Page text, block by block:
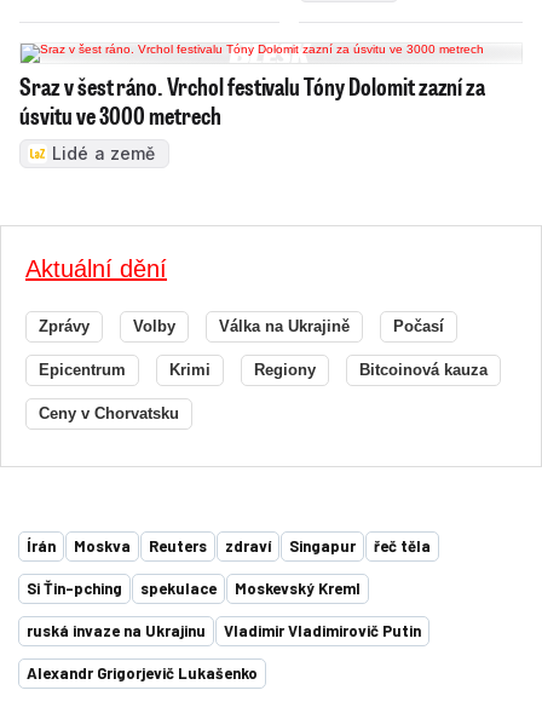
Sraz v šest ráno. Vrchol festivalu Tóny Dolomit zazní za
úsvitu ve 3000 metrech
Lidé a země
Aktuální dění
Zprávy Volby Válka na Ukrajině Počasí
Epicentrum Krimi Regiony Bitcoinová kauza
Ceny v Chorvatsku
Írán Moskva Reuters zdraví Singapur řeč těla
Si Ťin-pching spekulace Moskevský Kreml
ruská invaze na Ukrajinu Vladimir Vladimirovič Putin
Alexandr Grigorjevič Lukašenko